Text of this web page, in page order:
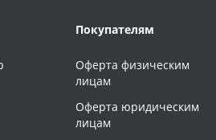
Покупателям
Оферта физическим
лицам
Оферта юридическим
лицам